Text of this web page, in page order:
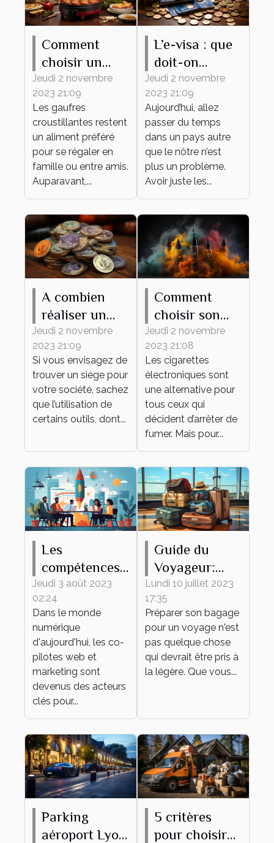
Comment
choisir un
gaufrier ?
Jeudi 2 novembre
2023 21:09
Les gaufres
croustillantes restent
un aliment préféré
pour se régaler en
famille ou entre amis.
Auparavant,...
L’e-visa : que
doit-on
savoir ?
Jeudi 2 novembre
2023 21:09
Aujourd’hui, allez
passer du temps
dans un pays autre
que le nôtre n’est
plus un problème.
Avoir juste les...
A combien
réaliser un
tampon d'une
société ?
Jeudi 2 novembre
2023 21:09
Si vous envisagez de
trouver un siège pour
votre société, sachez
que l’utilisation de
certains outils, dont...
Comment
choisir son
premier e-
liquide ?
Jeudi 2 novembre
2023 21:08
Les cigarettes
électroniques sont
une alternative pour
tous ceux qui
décident d’arrêter de
fumer. Mais pour...
Les
compétences
clés d'un bon
co-pilote web
et marketing
Jeudi 3 août 2023
02:24
Dans le monde
numérique
d'aujourd'hui, les co-
pilotes web et
marketing sont
devenus des acteurs
clés pour...
Guide du
Voyageur:
Comment
Préparer son
Bagage
Lundi 10 juillet 2023
17:35
Préparer son bagage
pour un voyage n'est
pas quelque chose
qui devrait être pris à
la légère. Que vous...
Parking
aéroport Lyon
5 critères
pour choisir